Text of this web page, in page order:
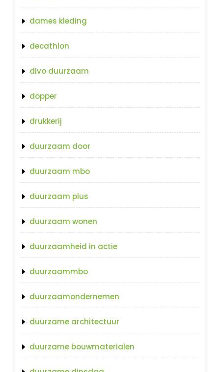
dames kleding
decathlon
divo duurzaam
dopper
drukkerij
duurzaam door
duurzaam mbo
duurzaam plus
duurzaam wonen
duurzaamheid in actie
duurzaammbo
duurzaamondernemen
duurzame architectuur
duurzame bouwmaterialen